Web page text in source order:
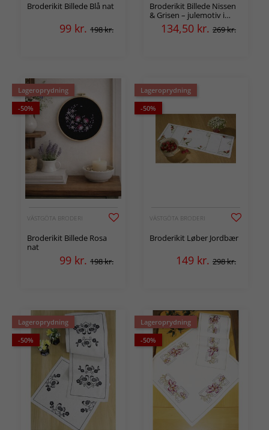
Broderikit Billede Blå nat
99 kr. 198 kr.
Broderikit Billede Nissen
& Grisen – julemotiv i
syramme
134,50 kr. 269 kr.
Lageroprydning
-50%
VÄSTGÖTA BRODERI
Broderikit Billede Rosa
nat
99 kr. 198 kr.
Lageroprydning
-50%
VÄSTGÖTA BRODERI
Broderikit Løber Jordbær
149 kr. 298 kr.
Lageroprydning
-50%
Lageroprydning
-50%